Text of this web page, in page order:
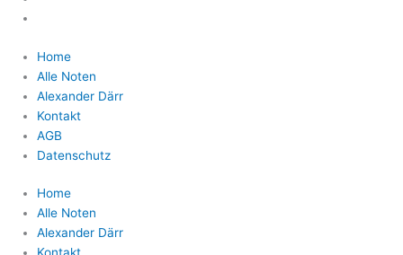
Home
Alle Noten
Alexander Därr
Kontakt
AGB
Datenschutz
Home
Alle Noten
Alexander Därr